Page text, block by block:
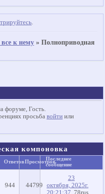
.
к нему »Полноприводная
форуме, Гость.
просьба войтиили
компоновка
ОтветовПросмотровПоследнее
сообщение
944 44799
23
октября, 2025г.
20:21:37 78rus